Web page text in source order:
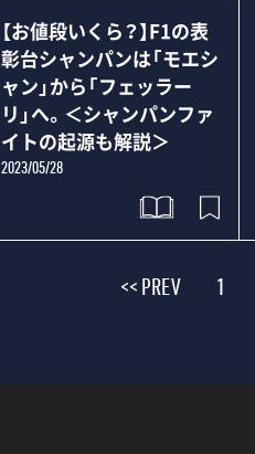
【お値段いくら？】F1の表
彰台シャンパンは「モエシ
ャン」から「フェッラー
リ」へ。＜シャンパンファ
イトの起源も解説＞
2023/05/28
<< PREV 1